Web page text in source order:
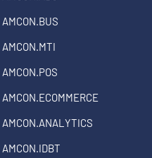
AMCON.BUS
AMCON.MTI
AMCON.POS
AMCON.ECOMMERCE
AMCON.ANALYTICS
AMCON.IDBT